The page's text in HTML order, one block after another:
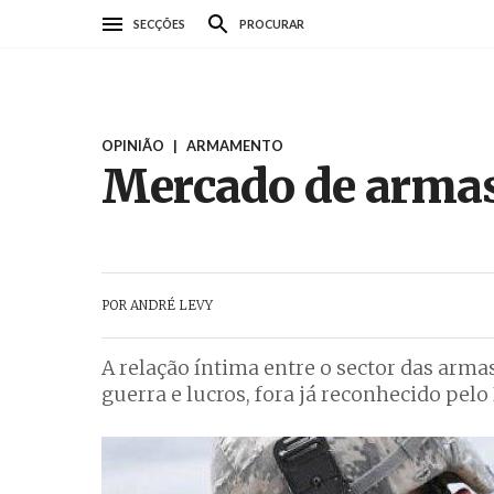
SECÇÕES PROCURAR
OPINIÃO | ARMAMENTO
Mercado de
POR ANDRÉ LEVY
A relação íntima entre o sector das
guerra e lucros, fora já reconhecido